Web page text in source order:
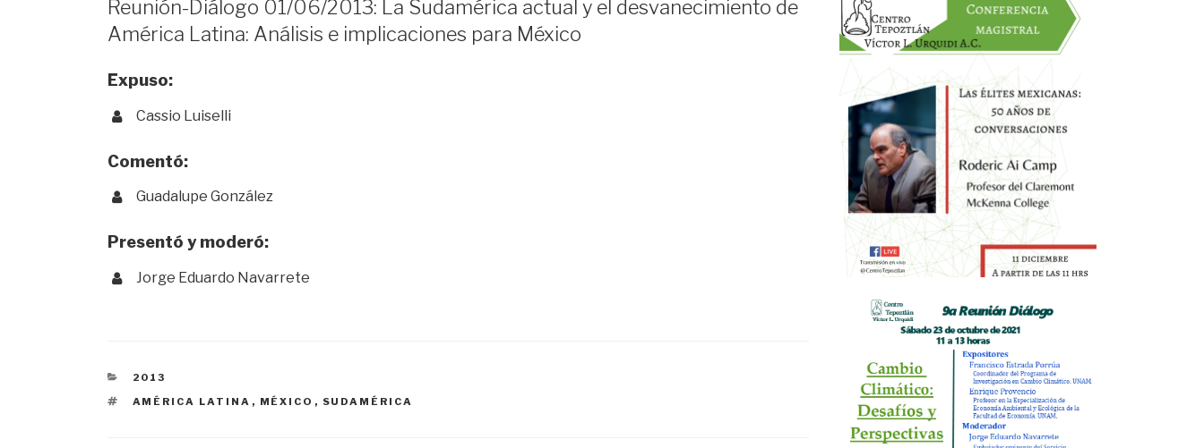
Reunión-Diálogo 01/06/2013: La Sudamérica actual y el desvanecimiento de
América Latina: Análisis e implicaciones para México
Expuso:
Cassio Luiselli
Comentó:
Guadalupe González
Presentó y moderó:
Jorge Eduardo Navarrete
CATEGORÍAS
2013
ETIQUETAS
AMÉRICA LATINA , MÉXICO , SUDAMÉRICA